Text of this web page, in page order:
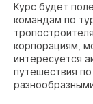
Курс будет
командам по
корпорациям,
интересуется
путешествия